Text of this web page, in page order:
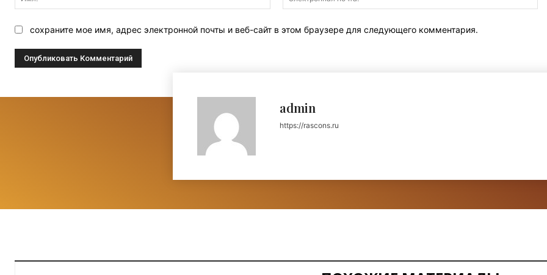
сохраните мое имя, адрес электронной почты и веб-сайт в этом браузере для следующего комментария.
admin
https://rascons.ru